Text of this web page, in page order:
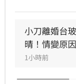
同陪伴、守護
雙方決定，之
小刀離婚台
晴！情變原
1小時前